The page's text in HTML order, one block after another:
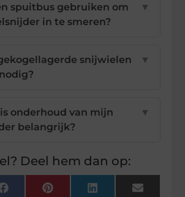
spuitbus gebruiken om
in te smeren?
▼
snijwielen
▼
onderhoud van mijn
belangrijk?
▼
Deel hem dan op:
FacebookPinterestLinkedInEmail